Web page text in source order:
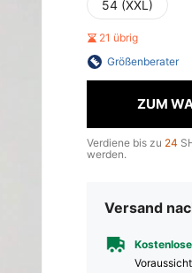
54 (XXL)
21 übrig
Größenberater
ZUM
Verdiene bis zu 24
werden.
Versand